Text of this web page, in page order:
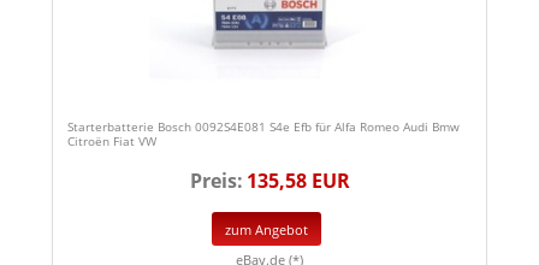
Starterbatterie Bosch 0092S4E081 S4e Efb für Alfa Romeo Audi Bmw
Citroën Fiat VW
Preis: 135,58 EUR
zum Angebot
eBay.de (*)